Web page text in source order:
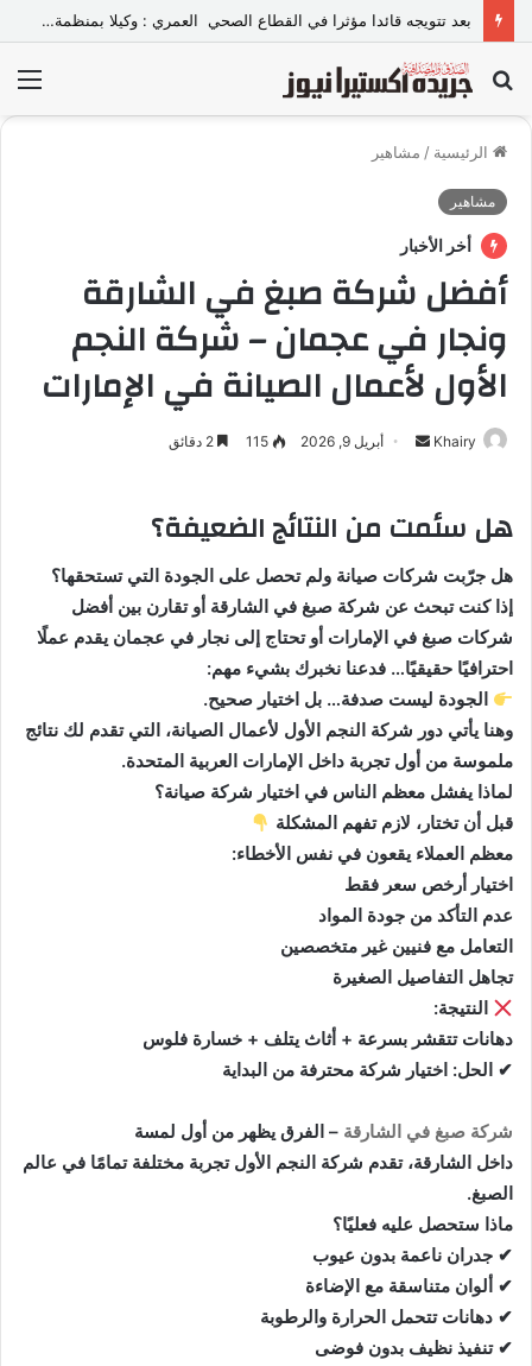
بعد تتويجه قائدا مؤثرا في القطاع الصحي العمري : وكيلا بمنظمة الامم المتحدة للتدريب والاعلام ال UN MTC بالمملكة ودول الخليج العربي
بحث
عن
الرئيسية / مشاهير
مشاهير
أخر الأخبار
أفضل شركة صبغ في الشارقة
ونجار في عجمان – شركة النجم
الأول لأعمال الصيانة في الإمارات
Khairy
ل
ر
ي
د
ا
إ
ل
ر
ي
ا
أبريل 9, 2026 115
هل سئمت من النتائج الضعيفة؟
هل جرّبت شركات صيانة ولم تحصل على الجودة التي تستحقها؟
إذا كنت تبحث عن شركة صبغ في الشارقة أو تقارن بين أفضل
شركات صبغ في الإمارات أو تحتاج إلى نجار في عجمان يقدم عملًا
احترافيًا حقيقيًا… فدعنا نخبرك بشيء مهم:
الجودة ليست صدفة… بل اختيار صحيح.
وهنا يأتي دور شركة النجم الأول لأعمال الصيانة، التي تقدم لك نتائج
ملموسة من أول تجربة داخل الإمارات العربية المتحدة.
لماذا يفشل معظم الناس في اختيار شركة صيانة؟
قبل أن تختار، لازم تفهم المشكلة
معظم العملاء يقعون في نفس الأخطاء:
اختيار أرخص سعر فقط
عدم التأكد من جودة المواد
التعامل مع فنيين غير متخصصين
تجاهل التفاصيل الصغيرة
النتيجة:
دهانات تتقشر بسرعة + أثاث يتلف + خسارة فلوس
✔ الحل: اختيار شركة محترفة من البداية
شركة صبغ في الشارقة – الفرق يظهر من أول لمسة
داخل الشارقة، تقدم شركة النجم الأول تجربة مختلفة تمامًا في عالم
الصبغ.
ماذا ستحصل عليه فعليًا؟
✔ جدران ناعمة بدون عيوب
✔ ألوان متناسقة مع الإضاءة
✔ دهانات تتحمل الحرارة والرطوبة
✔ تنفيذ نظيف بدون فوضى